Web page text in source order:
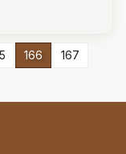
166
167